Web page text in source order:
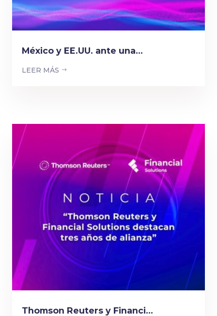
México y EE.UU. ante una...
LEER MÁS
Thomson Reuters y Financi...